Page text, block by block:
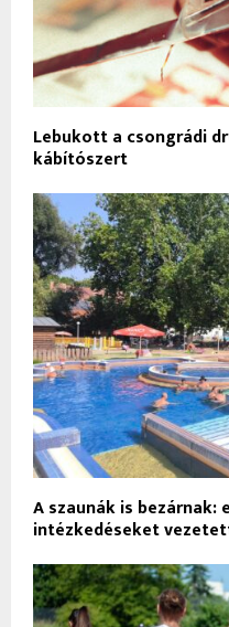
Lebukott a csongrádi
kábítószert
A szaunák is
intézkedéseket